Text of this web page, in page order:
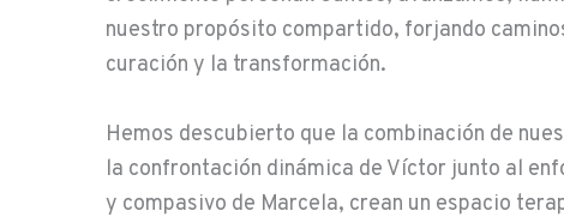
nuestro propósito compartido, forjando
curación y la transformación.
Hemos descubierto que la combinación de
la confrontación dinámica de Víctor junto al
y compasivo de Marcela, crean un espacio